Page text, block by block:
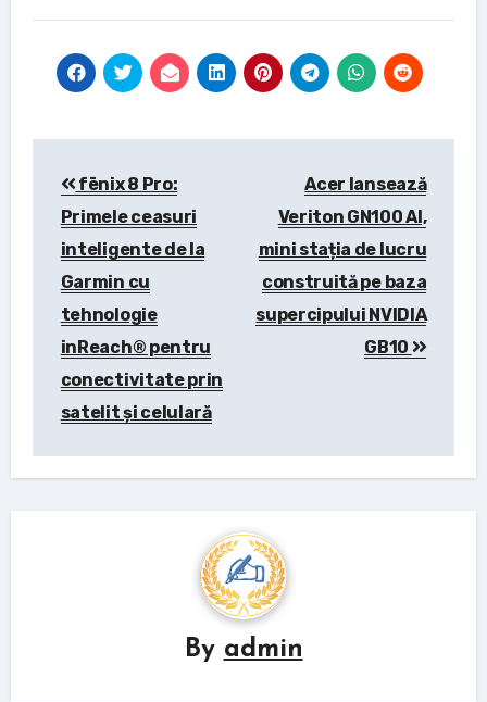
navigation
fēnix 8 Pro:
Primele ceasuri
inteligente de la
Garmin cu
tehnologie
inReach® pentru
conectivitate prin
satelit și celulară
Acer lansează
Veriton GN100 AI,
mini stația de lucru
construită pe baza
supercipului NVIDIA
GB10
By admin